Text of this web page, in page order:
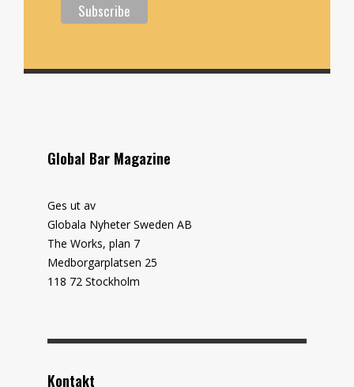
Global Bar Magazine
Ges ut av
Globala Nyheter Sweden AB
The Works, plan 7
Medborgarplatsen 25
118 72 Stockholm
Kontakt